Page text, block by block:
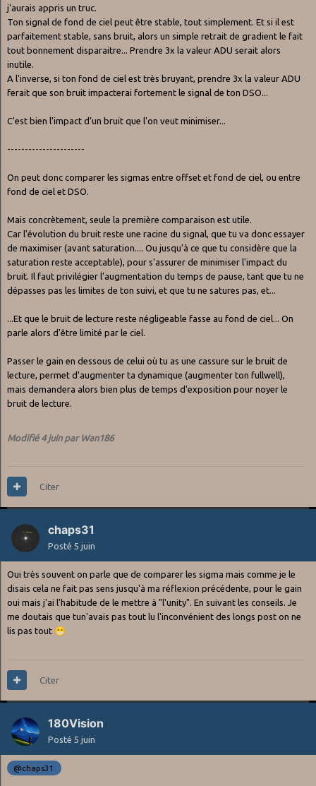
j'aurais appris un truc.
Ton signal de fond de ciel peut être stable, tout simplement. Et si il est
parfaitement stable, sans bruit, alors un simple retrait de gradient le fait
tout bonnement disparaitre... Prendre 3x la valeur ADU serait alors
inutile.
A l'inverse, si ton fond de ciel est très bruyant, prendre 3x la valeur ADU
ferait que son bruit impacterai fortement le signal de ton DSO...
C'est bien l'impact d'un bruit que l'on veut minimiser...
----------------------
On peut donc comparer les sigmas entre offset et fond de ciel, ou entre
fond de ciel et DSO.
Mais concrètement, seule la première comparaison est utile.
Car l'évolution du bruit reste une racine du signal, que tu va donc essayer
de maximiser (avant saturation.... Ou jusqu'à ce que tu considère que la
saturation reste acceptable), pour s'assurer de minimiser l'impact du
bruit. Il faut privilégier l'augmentation du temps de pause, tant que tu ne
dépasses pas les limites de ton suivi, et que tu ne satures pas, et...
...Et que le bruit de lecture reste négligeable fasse au fond de ciel... On
parle alors d'être limité par le ciel.
Passer le gain en dessous de celui où tu as une cassure sur le bruit de
lecture, permet d'augmenter ta dynamique (augmenter ton fullwell),
mais demandera alors bien plus de temps d'exposition pour noyer le
bruit de lecture.
Modifié 4 juinpar Wan186
Citer
chaps31
Posté 5 juin
Oui très souvent on parle que de comparer les sigma mais comme je le
disais cela ne fait pas sens jusqu'à ma réflexion précédente, pour le gain
oui mais j'ai l'habitude de le mettre à "l'unity". En suivant les conseils. Je
me doutais que tun'avais pas tout lu l'inconvénient des longs post on ne
lis pas tout 😁
Citer
180Vision
Posté 5 juin
@chaps31